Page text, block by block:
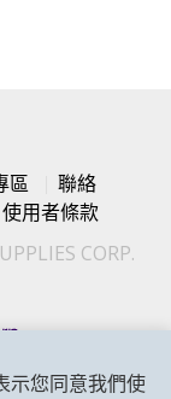
區
聯絡
使用者條款
CORP.
示您同意我們使